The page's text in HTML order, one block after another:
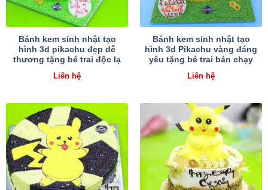
Bánh kem sinh nhật tạo
hình 3d pikachu đẹp dễ
thương tặng bé trai độc lạ
Liên hệ
Bánh kem sinh nhật tạo
hình 3d Pikachu vàng đáng
yêu tặng bé trai bán chạy
Liên hệ